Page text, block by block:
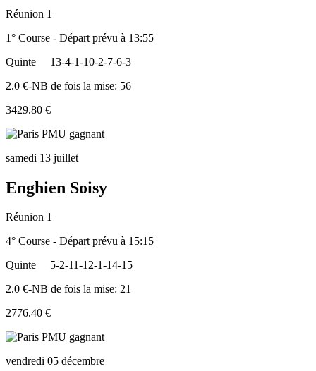
Réunion 1
1° Course - Départ prévu à 13:55
Quinte
13-4-1-10-2-7-6-3
2.0 €-NB de fois la mise: 56
3429.80 €
samedi 13 juillet
Enghien Soisy
Réunion 1
4° Course - Départ prévu à 15:15
Quinte
5-2-11-12-1-14-15
2.0 €-NB de fois la mise: 21
2776.40 €
vendredi 05 décembre